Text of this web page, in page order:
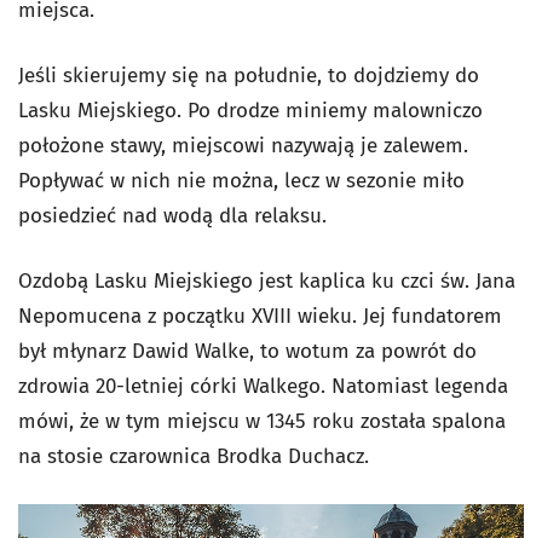
miejsca.
Jeśli skierujemy się na południe, to dojdziemy do
Lasku Miejskiego. Po drodze miniemy malowniczo
położone stawy, miejscowi nazywają je zalewem.
Popływać w nich nie można, lecz w sezonie miło
posiedzieć nad wodą dla relaksu.
Ozdobą Lasku Miejskiego jest kaplica ku czci św. Jana
Nepomucena z początku XVIII wieku. Jej fundatorem
był młynarz Dawid Walke, to wotum za powrót do
zdrowia 20-letniej córki Walkego. Natomiast legenda
mówi, że w tym miejscu w 1345 roku została spalona
na stosie czarownica Brodka Duchacz.